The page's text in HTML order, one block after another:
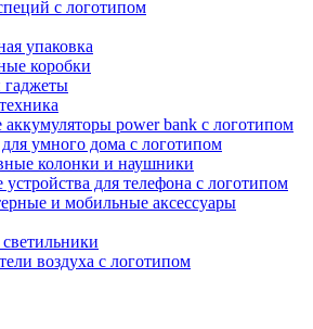
с логотипом
упаковка
коробки
гаджеты
power bank с логотипом
умного дома с логотипом
колонки и наушники
устройства для телефона с логотипом
и мобильные аксессуары
воздуха с логотипом